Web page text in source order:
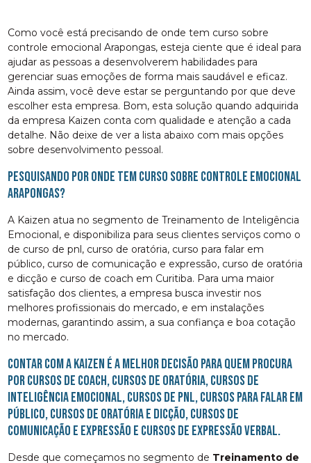
Como você está precisando de onde tem curso sobre
controle emocional Arapongas, esteja ciente que é ideal para
ajudar as pessoas a desenvolverem habilidades para
gerenciar suas emoções de forma mais saudável e eficaz.
Ainda assim, você deve estar se perguntando por que deve
escolher esta empresa. Bom, esta solução quando adquirida
da empresa Kaizen conta com qualidade e atenção a cada
detalhe. Não deixe de ver a lista abaixo com mais opções
sobre desenvolvimento pessoal.
Pesquisando por onde tem curso sobre controle emocional
Arapongas?
A Kaizen atua no segmento de Treinamento de Inteligência
Emocional, e disponibiliza para seus clientes serviços como o
de curso de pnl, curso de oratória, curso para falar em
público, curso de comunicação e expressão, curso de oratória
e dicção e curso de coach em Curitiba. Para uma maior
satisfação dos clientes, a empresa busca investir nos
melhores profissionais do mercado, e em instalações
modernas, garantindo assim, a sua confiança e boa cotação
no mercado.
Contar com a Kaizen é a melhor decisão para quem procura
por cursos de coach, cursos de oratória, cursos de
inteligência emocional, cursos de pnl, cursos para falar em
público, cursos de oratória e dicção, cursos de
comunicação e expressão e cursos de expressão verbal.
Desde que começamos no segmento de Treinamento de